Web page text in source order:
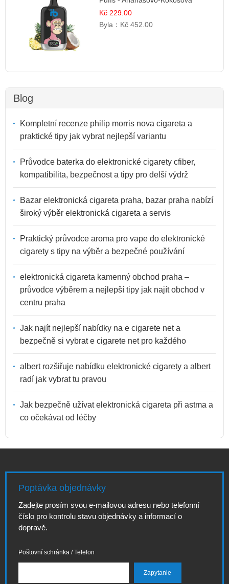
Zmrzlina
Kč 229.00
Byla： Kč 452.00
Blog
Kompletní recenze philip morris nova cigareta a
praktické tipy jak vybrat nejlepší variantu
Průvodce baterka do elektronické cigarety cfiber,
kompatibilita, bezpečnost a tipy pro delší výdrž
Bazar elektronická cigareta praha, bazar praha nabízí
široký výběr elektronická cigareta a servis
Praktický průvodce aroma pro vape do elektronické
cigarety s tipy na výběr a bezpečné používání
elektronická cigareta kamenný obchod praha –
průvodce výběrem a nejlepší tipy jak najít obchod v
centru praha
Jak najít nejlepší nabídky na e cigarete net a
bezpečně si vybrat e cigarete net pro každého
albert rozšiřuje nabídku elektronické cigarety a albert
radí jak vybrat tu pravou
Jak bezpečně užívat elektronická cigareta při astma a
co očekávat od léčby
Poptávka objednávky
Zadejte prosím svou e-mailovou adresu nebo telefonní
číslo pro kontrolu stavu objednávky a informací o
dopravě.
Poštovní schránka / Telefon